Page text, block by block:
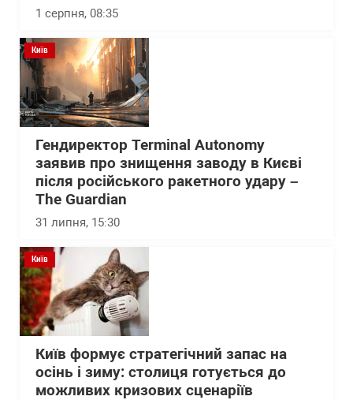
1 серпня, 08:35
Київ
Гендиректор Terminal Autonomy
заявив про знищення заводу в Києві
після російського ракетного удару –
The Guardian
31 липня, 15:30
Київ
Київ формує стратегічний запас на
осінь і зиму: столиця готується до
можливих кризових сценаріїв